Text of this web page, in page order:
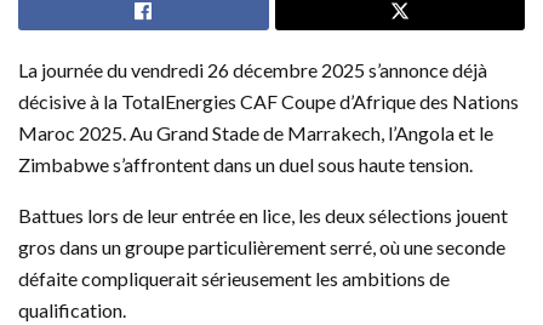
La journée du vendredi 26 décembre 2025 s’annonce déjà
décisive à la TotalEnergies CAF Coupe d’Afrique des Nations
Maroc 2025. Au Grand Stade de Marrakech, l’Angola et le
Zimbabwe s’affrontent dans un duel sous haute tension.
Battues lors de leur entrée en lice, les deux sélections jouent
gros dans un groupe particulièrement serré, où une seconde
défaite compliquerait sérieusement les ambitions de
qualification.